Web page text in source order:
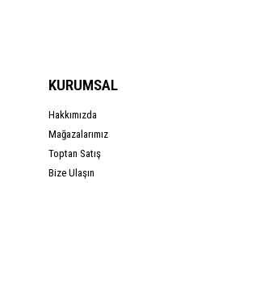
KURUMSAL
Hakkımızda
Mağazalarımız
Toptan Satış
Bize Ulaşın